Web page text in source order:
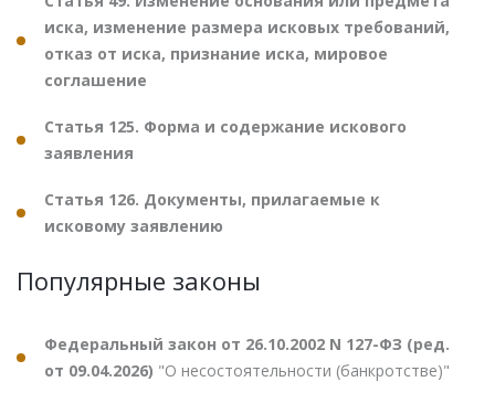
иска, изменение размера исковых требований,
отказ от иска, признание иска, мировое
соглашение
Статья 125. Форма и содержание искового
заявления
Статья 126. Документы, прилагаемые к
исковому заявлению
Популярные законы
Федеральный закон от 26.10.2002 N 127-ФЗ (ред.
от 09.04.2026) "О несостоятельности (банкротстве)"